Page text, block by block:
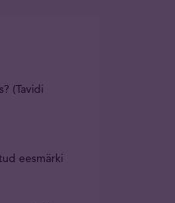
(Tavidi
eesmärki